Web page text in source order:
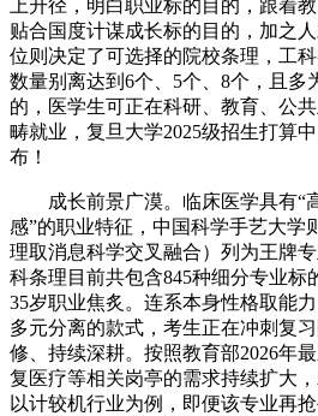
上升径，明白职业标的目的，跟着
贴合国度计谋成长标的目的，加之
位则决定了可选择的院校条理，工
数量别离达到6个、5个、8个，且多
的，医学生可正在科研、教育、公
畴就业，复旦大学2025级招生打算
布！
成长前景广漠。临床医学具有“
感”的职业特征，中国科学手艺大学
理取消息科学交叉融合）列为王牌
科条理目前共包含845种细分专业标
35岁职业焦炙。连系本身性格取能
多元分离的款式，考生正在冲刺复
修、持续深耕。按照教育部2026年
复医疗等相关岗亭的需求持续扩大
以计较机行业为例，即便该专业再